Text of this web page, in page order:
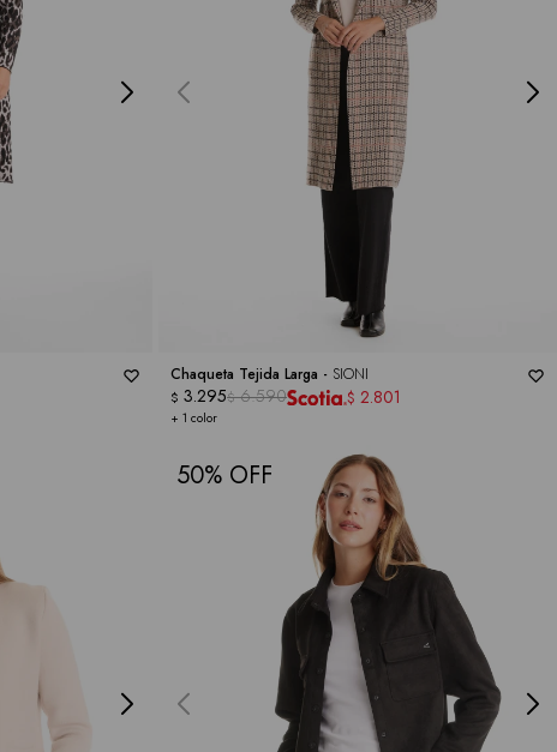
Chaqueta Tejida Larga - SIONI
+ 1 color
$ 3.295$ 6.590 $ 2.801
50